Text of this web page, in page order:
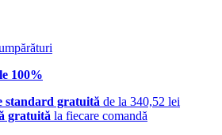
100%
standard gratuită de la 340,52 lei
gratuită la fiecare comandă